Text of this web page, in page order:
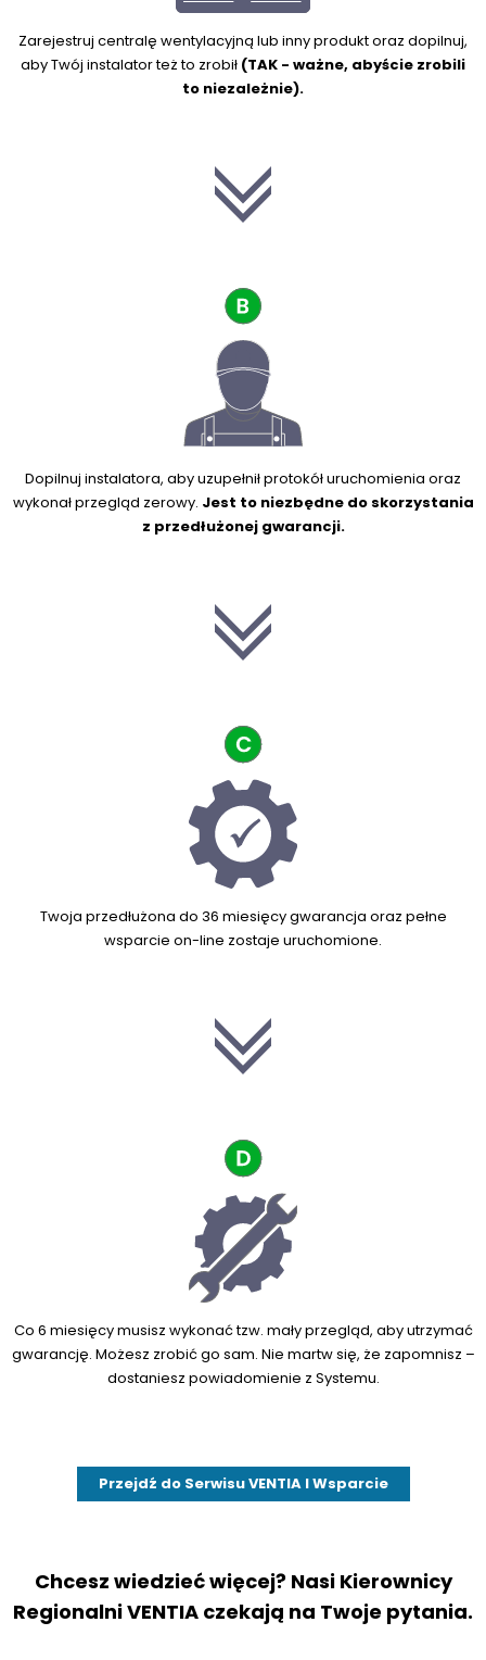
Zarejestruj centralę wentylacyjną lub inny produkt oraz dopilnuj,
aby Twój instalator też to zrobił (TAK - ważne, abyście zrobili
to niezależnie).
Dopilnuj instalatora, aby uzupełnił protokół uruchomienia oraz
wykonał przegląd zerowy. Jest to niezbędne do skorzystania
z przedłużonej gwarancji.
Twoja przedłużona do 36 miesięcy gwarancja oraz pełne
wsparcie on-line zostaje uruchomione.
Co 6 miesięcy musisz wykonać tzw. mały przegląd, aby utrzymać
gwarancję. Możesz zrobić go sam. Nie martw się, że zapomnisz –
dostaniesz powiadomienie z Systemu.
Przejdź do Serwisu VENTIA I Wsparcie
Chcesz wiedzieć więcej? Nasi Kierownicy
Regionalni VENTIA czekają na Twoje pytania.